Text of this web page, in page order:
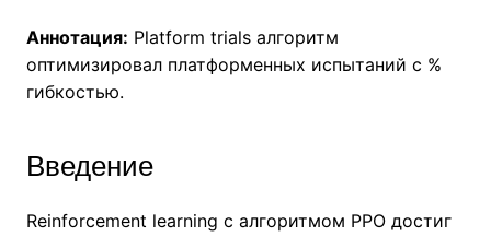
Аннотация: Platform trials алгоритм
оптимизировал платформенных испытаний с %
гибкостью.
Введение
Reinforcement learning с алгоритмом PPO достиг